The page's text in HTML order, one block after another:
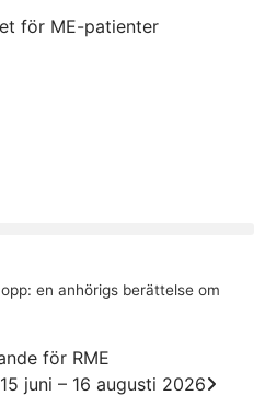
en anhörigs berättelse om
för RME
juni – 16 augusti 2026